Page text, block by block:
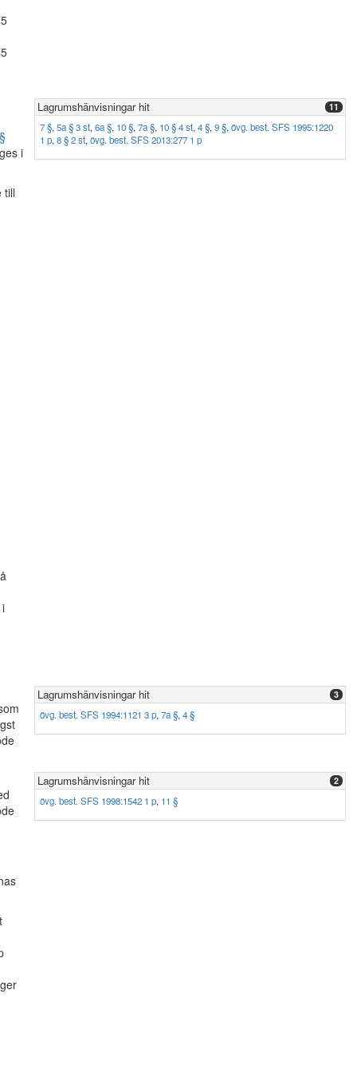
i
till
Lagrumshänvisningar hit 11
7 §,5a § 3 st,6a §, 10 §,7a §, 10 § 4 st,4 §,9 §,övg. best. SFS 1995:1220
1 p,8 § 2 st,övg. best. SFS 2013:277 1 p
i
Lagrumshänvisningar hit 3
övg. best. SFS 1994:1121 3 p,7a §,4 §
Lagrumshänvisningar hit 2
övg. best. SFS 1998:1542 1 p, 11 §